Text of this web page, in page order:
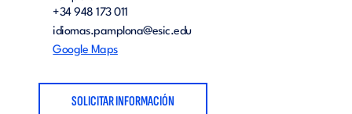
+34 948 173 011
idiomas.pamplona@esic.edu
Google Maps
SOLICITAR INFORMACIÓN